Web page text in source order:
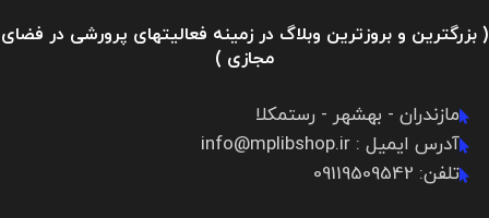
( بزرگترین و بروزترین وبلاگ در زمینه فعالیتهای پرورشی در فضای
مجازی )
مازندران - بهشهر - رستمکلا
آدرس ایمیل : info@mplibshop.ir
تلفن: 09119509542​